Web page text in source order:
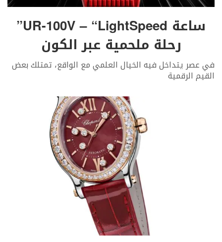
ساعة UR-100V – “LightSpeed”
رحلة ملحمية عبر الكون
في عصر يتداخل فيه الخيال العلمي مع الواقع، تمتلك بعض
القيم الرقمية